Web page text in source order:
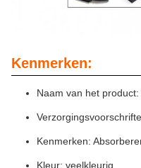
Kenmerken:
Naam van het
Kenmerken:
Kleur: veelkleurig